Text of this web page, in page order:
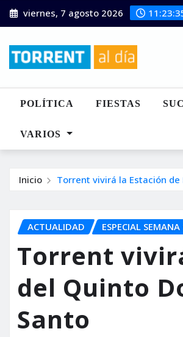
Saltar
al
viernes, 7 agosto 2026
POLÍTICA FIESTAS
VARIOS
Inicio Torrent vivirá la Estación
ACTUALIDAD ESPECIAL
Torrent
del Quinto
Santo